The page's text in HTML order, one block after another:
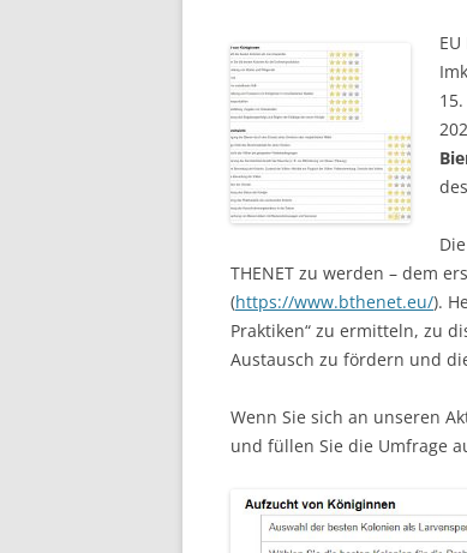
THENET zu werden – dem
(https://www.bthenet.eu/).
Praktiken“ zu ermitteln, zu
Austausch zu fördern und
Wenn Sie sich an unseren
und füllen Sie die Umfrage